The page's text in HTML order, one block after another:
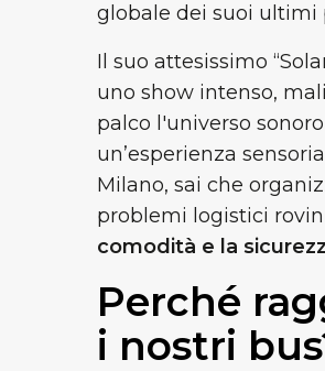
globale dei suoi ultimi
Il suo attesissimo
uno show intenso,
palco l'universo
un’esperienza
Milano, sai che
problemi logistici
comodità e la
Perché
i nostri